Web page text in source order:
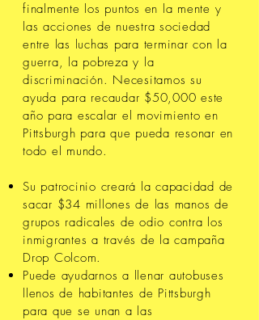
finalmente los puntos en la mente y
las acciones de nuestra sociedad
entre las luchas para terminar con la
guerra, la pobreza y la
discriminación. Necesitamos su
ayuda para recaudar $50,000 este
año para escalar el movimiento en
Pittsburgh para que pueda resonar en
todo el mundo.
Su patrocinio creará la capacidad de
sacar $34 millones de las manos de
grupos radicales de odio contra los
inmigrantes a través de la campaña
Drop Colcom.
Puede ayudarnos a llenar autobuses
llenos de habitantes de Pittsburgh
para que se unan a las